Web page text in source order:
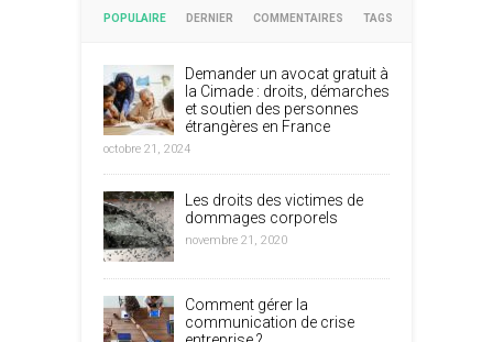
POPULAIRE DERNIER COMMENTAIRES TAGS
Demander un avocat gratuit à
la Cimade : droits, démarches
et soutien des personnes
étrangères en France
octobre 21, 2024
Les droits des victimes de
dommages corporels
novembre 21, 2020
Comment gérer la
communication de crise